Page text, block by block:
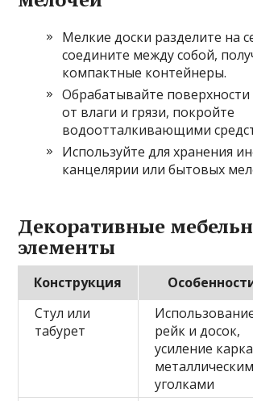
Мелкие доски разделите на
соедините между собой,
компактные контейнеры.
Обрабатывайте
от влаги и грязи, покройте
водоотталкивающими
Используйте для хранения
канцелярии или бытовых
Декоративные
элементы
Конструкция
Стул или
табурет
рейк и досок,
усиление
уголками